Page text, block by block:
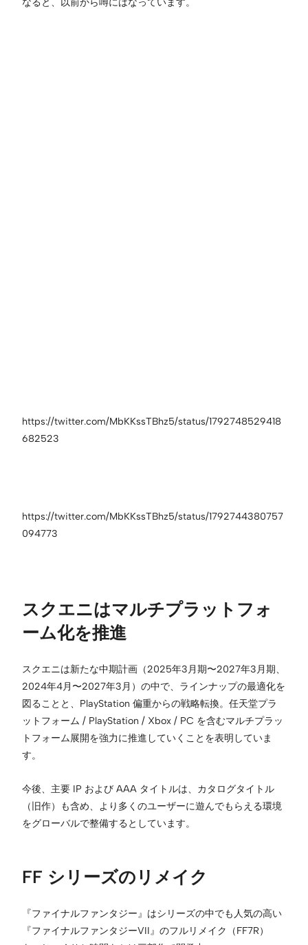
https://twitter.com/MbKKssTBhz5/status/1792748529418
682523
https://twitter.com/MbKKssTBhz5/status/1792744380757
094773
スクエニはマルチプラットフォ
ーム化を推進
スクエニは新たな中期計画（2025年3月期〜2027年3月期、
2024年4月〜2027年3月）の中で、ラインナップの最適化を
図ることと、PlayStation 偏重からの戦略転換。任天堂プラ
ットフォーム / PlayStation / Xbox / PC を含むマルチプラッ
トフォーム展開を強力に推進していくことを表明していま
す。
今後、主要 IP および AAA タイトルは、カタログタイトル
（旧作）も含め、より多くのユーザーに遊んでもらえる環境
をグローバルで整備するとしています。
FF シリーズのリメイク
『ファイナルファンタジー』はシリーズの中でも人気の高い
『ファイナルファンタジーVII』のフルリメイク（FF7R）